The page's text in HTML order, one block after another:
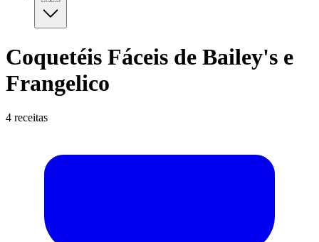
Coquetéis Fáceis de Bailey's e
Frangelico
4 receitas